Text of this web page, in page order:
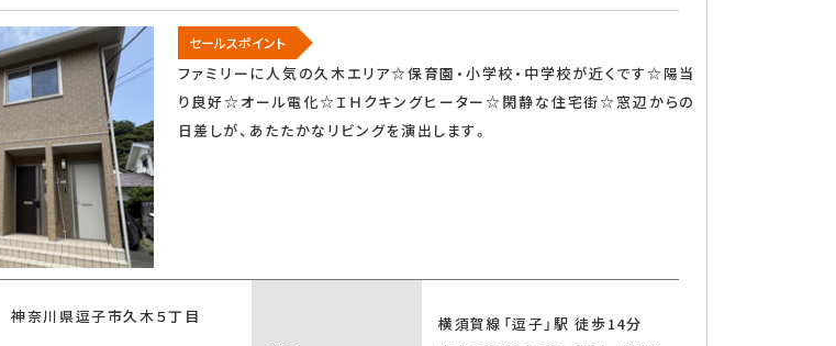
カードキー
ディンプルキー
セールスポイント
ファミリーに人気の久木エリア☆保育園・小学校・中学校が近くです☆陽当
り良好☆オール電化☆ＩＨクキングヒーター☆閑静な住宅街☆窓辺からの
日差しが、あたたかなリビングを演出します。
神奈川県逗子市久木５丁目
横須賀線「逗子」駅 徒歩14分